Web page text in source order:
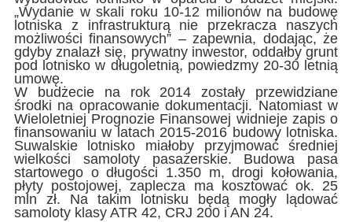
„Wydanie w skali roku 10-12 milionów na budowę
lotniska z infrastrukturą nie przekracza naszych
możliwości finansowych” – zapewnia, dodając, że
gdyby znalazł się, prywatny inwestor, oddałby grunt
pod lotnisko w długoletnią, powiedzmy 20-30 letnią
umowę.
W budżecie na rok 2014 zostały przewidziane
środki na opracowanie dokumentacji. Natomiast w
Wieloletniej Prognozie Finansowej widnieje zapis o
finansowaniu w latach 2015-2016 budowy lotniska.
Suwalskie lotnisko miałoby przyjmować średniej
wielkości samoloty pasażerskie. Budowa pasa
startowego o długości 1.350 m, drogi kołowania,
płyty postojowej, zaplecza ma kosztować ok. 25
mln zł. Na takim lotnisku będą mogły lądować
samoloty klasy ATR 42, CRJ 200 i AN 24.